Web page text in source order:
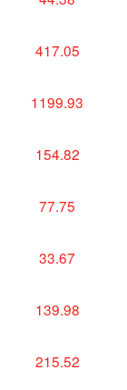
417.05
1199.93
154.82
77.75
33.67
139.98
215.52